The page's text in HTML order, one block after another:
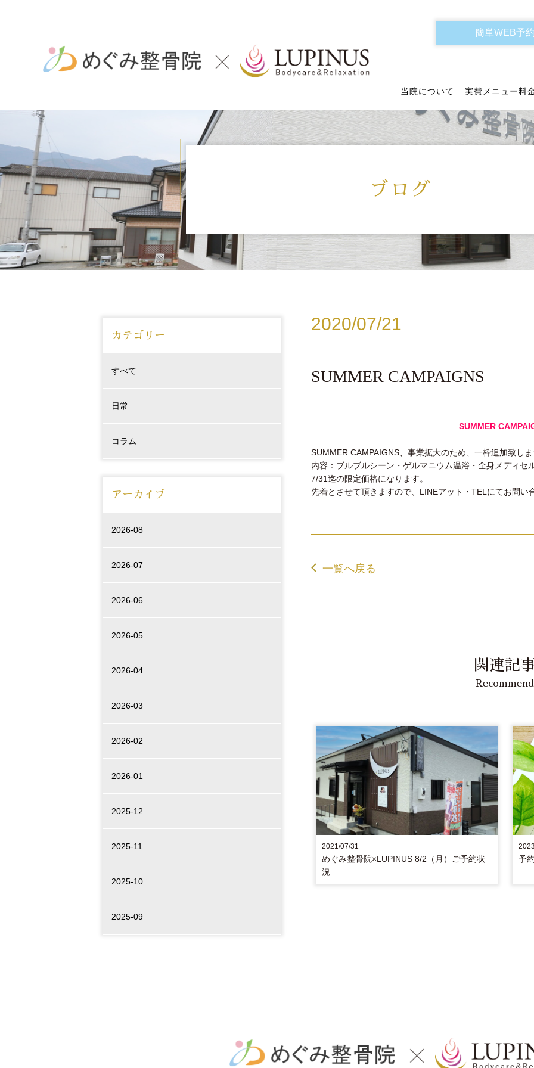
簡単WEB予
当院について 実費メニュー料
ブログ
2020/07/21
SUMMER CAMPAIGNS
SUMMER
SUMMER CAMPAIGNS、事業拡大のため、一枠追加致し
内容：ブルブルシーン・ゲルマニウム温浴・全身メディセ
7/31迄の限定価格になります。
先着とさせて頂きますので、LINEアット・TELにてお問い
一覧へ戻る
関連記
Recommend
2021/07/31
めぐみ整骨院×LUPINUS 8/2（月）ご予約状
況
予
カテゴリー
すべて
日常
コラム
アーカイブ
2026-08
2026-07
2026-06
2026-05
2026-04
2026-03
2026-02
2026-01
2025-12
2025-11
2025-10
2025-09